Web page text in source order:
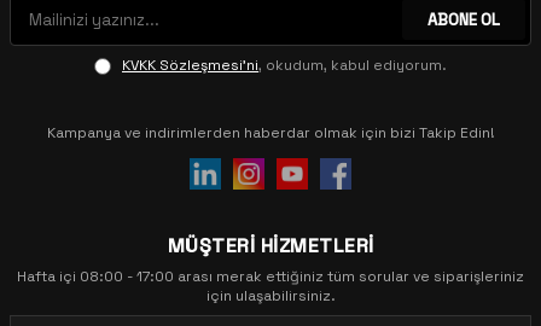
ABONE OL
KVKK Sözleşmesi'ni, okudum, kabul ediyorum.
Kampanya ve indirimlerden haberdar olmak için bizi Takip Edin!
MÜŞTERİ HİZMETLERİ
Hafta içi 08:00 - 17:00 arası merak ettiğiniz tüm sorular ve siparişleriniz
için ulaşabilirsiniz.